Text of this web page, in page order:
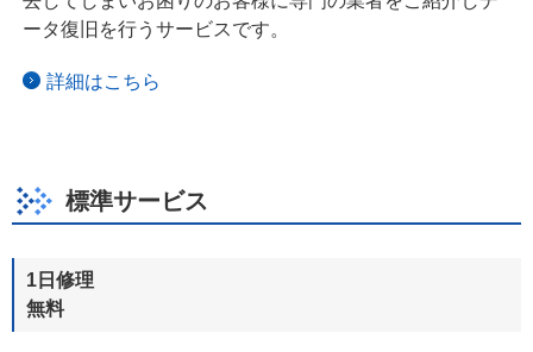
ータ復旧を行うサービスです。
詳細はこちら
標準サービス
1日修理
無料